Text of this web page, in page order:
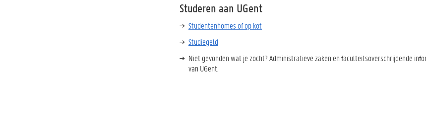
Studeren aan UGent
Studentenhomes of op kot
Studiegeld
Niet gevonden wat je zocht? Administratieve zaken en faculteitsoverschrijdende
van UGent.